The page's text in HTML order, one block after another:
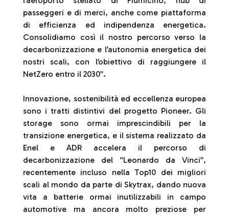
passeggeri e di merci, anche come piattaforma
di efficienza ed indipendenza energetica.
Consolidiamo così il nostro percorso verso la
decarbonizzazione e l’autonomia energetica dei
nostri scali, con l’obiettivo di raggiungere il
NetZero entro il 2030”.
Innovazione, sostenibilità ed eccellenza europea
sono i tratti distintivi del progetto Pioneer. Gli
storage sono ormai imprescindibili per la
transizione energetica, e il sistema realizzato da
Enel e ADR accelera il percorso di
decarbonizzazione del “Leonardo da Vinci”,
recentemente incluso nella Top10 dei migliori
scali al mondo da parte di Skytrax, dando nuova
vita a batterie ormai inutilizzabili in campo
automotive ma ancora molto preziose per